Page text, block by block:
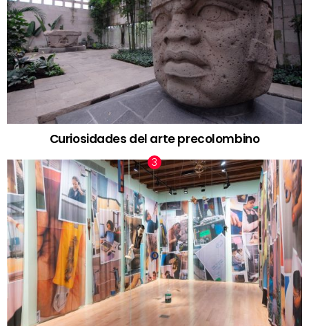
Curiosidades del arte precolombino